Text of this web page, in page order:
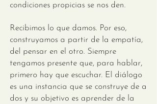
condiciones propicias se nos den.
Recibimos lo que damos. Por eso,
construyamos a partir de la empatía,
del pensar en el otro. Siempre
tengamos presente que, para hablar,
primero hay que escuchar. El diálogo
es una instancia que se construye de a
dos y su objetivo es aprender de la